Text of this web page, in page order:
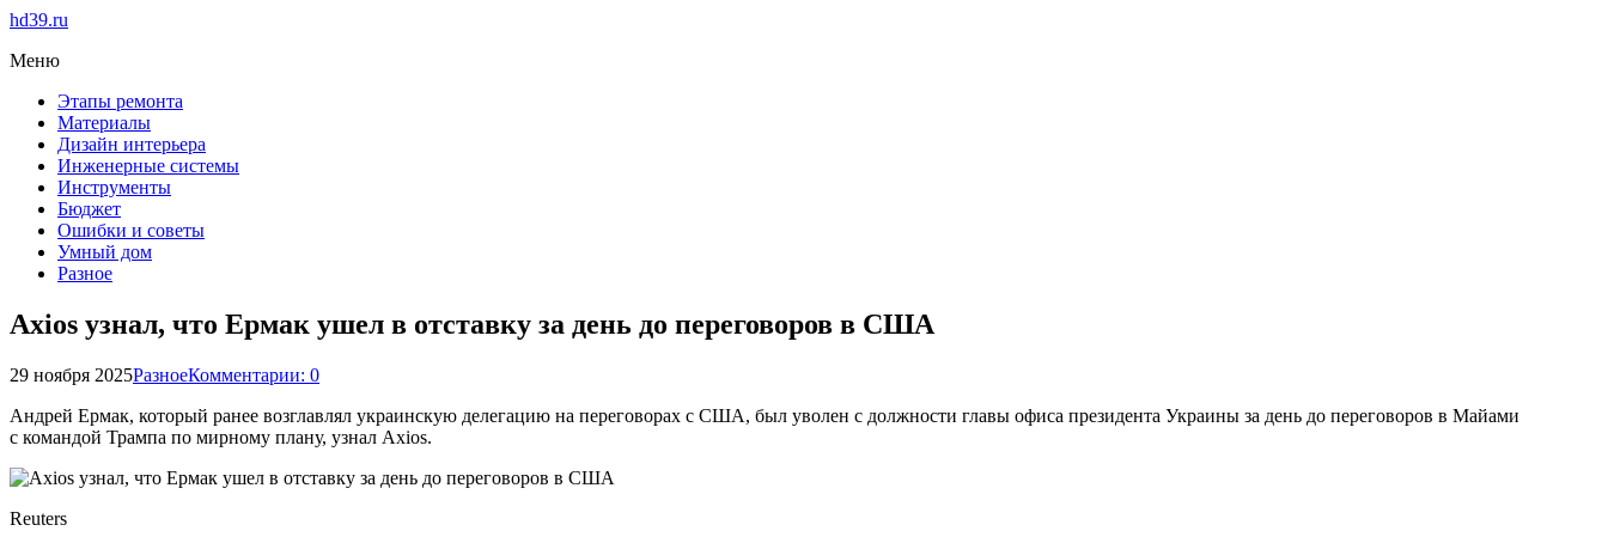
hd39.ru
Меню
Этапы ремонта
Материалы
Дизайн интерьера
Инженерные системы
Инструменты
Бюджет
Ошибки и советы
Умный дом
Разное
Axios узнал, что Ермак ушел в отставку за день до переговоров в США
29 ноября 2025РазноеКомментарии: 0
Андрей Ермак, который ранее возглавлял украинскую делегацию на переговорах с США, был уволен с должности главы офиса президента Украины за день до переговоров в Майами
с командой Трампа по мирному плану, узнал Axios.
Reuters